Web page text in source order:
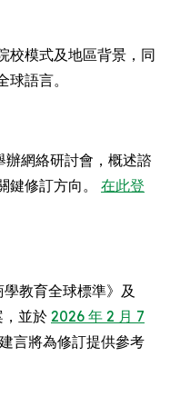
校模式及地區背景，同
語言。
辦網絡研討會，概述諮
鍵修訂方向。 在此登
教育全球標準》及
，並於 2026 年 2 月 7
言將為修訂提供參考